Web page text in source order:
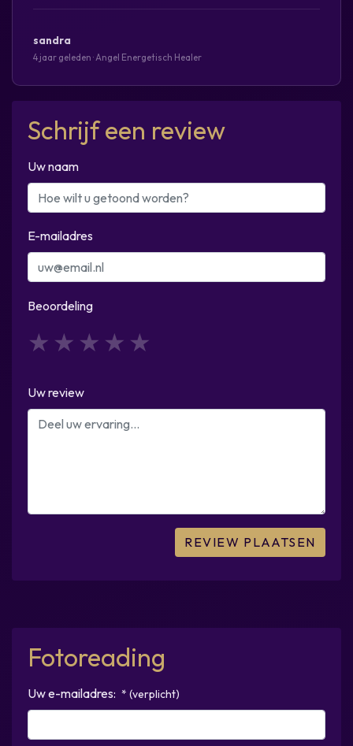
sandra
4 jaar geleden · Angel Energetisch Healer
Schrijf een review
Uw naam
E-mailadres
Beoordeling
4
3
2
1
Uw review
Fotoreading
Uw e-mailadres: * (verplicht)